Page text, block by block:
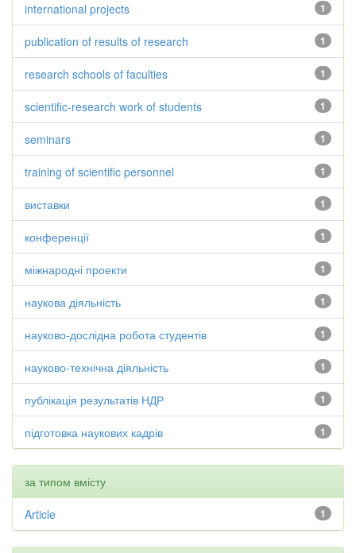
1
international projects
1
publication of results of research
1
research schools of faculties
1
scientific-research work of students
1
seminars
1
training of scientific personnel
1
виставки
1
конференції
1
міжнародні проекти
1
наукова діяльність
1
науково-дослідна робота студентів
1
науково-технічна діяльність
1
публікація результатів НДР
1
підготовка наукових кадрів
за типом вмісту
1
Article